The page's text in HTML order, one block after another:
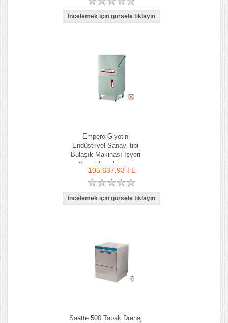
Empero Giyotin
Endüstriyel Sanayi tipi
Bulaşık Makinası İşyeri
Yemekhaneler için
105.637,93 TL
Saatte 500 Tabak Drenaj